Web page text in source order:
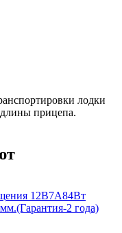
лодки
прицепа.
12В7А84Вт
2 года)